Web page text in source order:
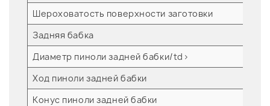
Шероховатость поверхности заготовки
Задняя бабка
Диаметр пиноли задней бабки/td>
Ход пиноли задней бабки
Конус пиноли задней бабки